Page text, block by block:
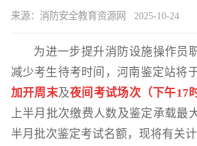
来源：消防安全教育资源网 2025-10-24
为进一步提升消防设施操作员
减少考生待考时间，河南鉴定站将
加开周末及夜间考试场次（下午17
上半月批次缴费人数及鉴定承载最
半月批次鉴定考试名额，现将有关